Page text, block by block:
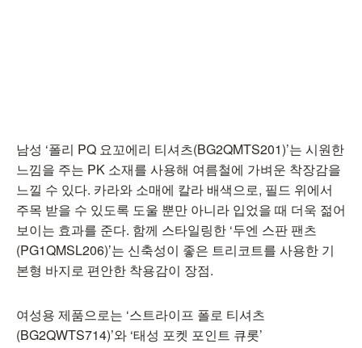
남성 ‘폴리 PQ 요꼬에리 티셔츠(BG2QMTS201)’는 시원한
느낌을 주는 PK 소재를 사용해 여름철에 가벼운 착장감을
느낄 수 있다. 카라와 소매에 칼라 배색으로, 필드 위에서
주목 받을 수 있도록 도울 뿐만 아니라 입었을 때 더욱 젊어
보이는 효과를 준다. 함께 스타일링한 ‘두엔 스판 팬츠
(PG1QMSL206)’는 신축성이 좋은 트리코트를 사용한 기
본형 바지로 편안한 착용감이 장점.
여성용 제품으로는 ‘스트라이프 폴로 티셔츠
(BG2QWTS714)’와 ‘태성 포켓 포인트 큐롯’